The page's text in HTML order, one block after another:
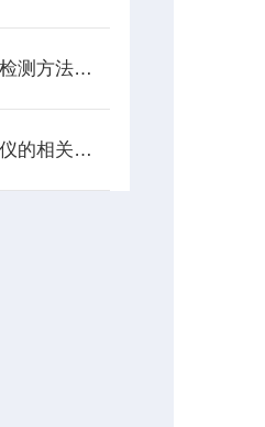
环保袋的疲劳强度度检测方法介绍
垃圾袋疲劳性能试验仪的相关服务说明